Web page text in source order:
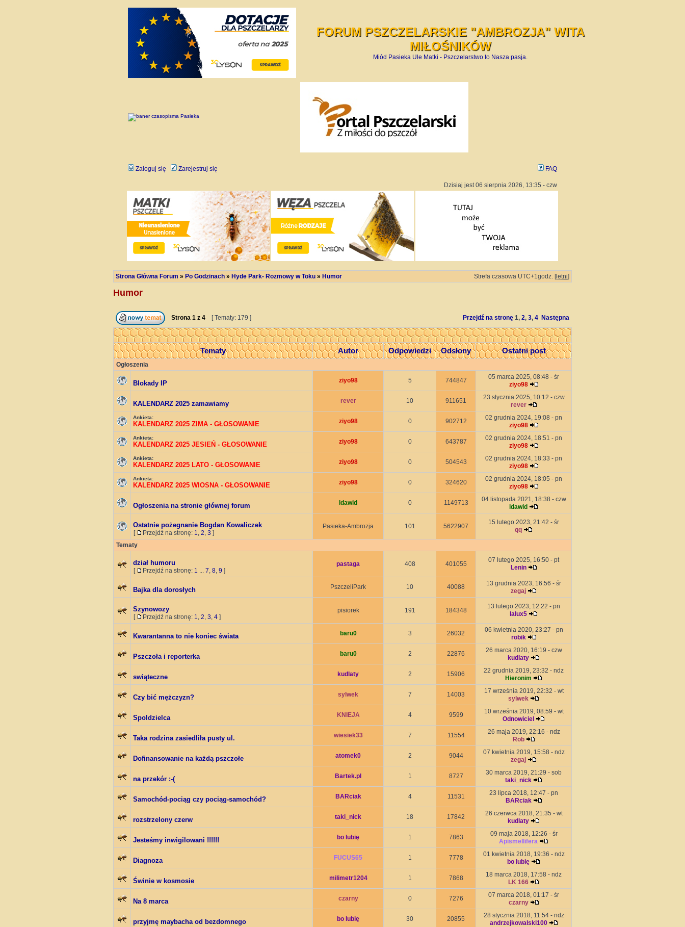
FORUM PSZCZELARSKIE "AMBROZJA" WITA
MIŁOŚNIKÓW
Miód Pasieka Ule Matki - Pszczelarstwo to Nasza pasja.
Zaloguj się Zarejestruj się FAQ
Dzisiaj jest 06 sierpnia 2026, 13:35 - czw
Strona Główna Forum » Po Godzinach » Hyde Park- Rozmowy w Toku » Humor Strefa czasowa UTC+1godz. [letni]
Humor
Strona 1 z 4 [ Tematy: 179 ] Przejdź na stronę 1, 2, 3, 4 Następna
Tematy Autor Odpowiedzi Odsłony Ostatni post
Ogłoszenia
Blokady IP ziyo98 5 744847
05 marca 2025, 08:48 - śr
ziyo98
KALENDARZ 2025 zamawiamy rever 10 911651
23 stycznia 2025, 10:12 - czw
rever
Ankieta:
KALENDARZ 2025 ZIMA - GŁOSOWANIE ziyo98 0 902712
02 grudnia 2024, 19:08 - pn
ziyo98
Ankieta:
KALENDARZ 2025 JESIEŃ - GŁOSOWANIE ziyo98 0 643787
02 grudnia 2024, 18:51 - pn
ziyo98
Ankieta:
KALENDARZ 2025 LATO - GŁOSOWANIE ziyo98 0 504543
02 grudnia 2024, 18:33 - pn
ziyo98
Ankieta:
KALENDARZ 2025 WIOSNA - GŁOSOWANIE ziyo98 0 324620
02 grudnia 2024, 18:05 - pn
ziyo98
Ogłoszenia na stronie głównej forum ldawid 0 1149713
04 listopada 2021, 18:38 - czw
ldawid
Ostatnie pożegnanie Bogdan Kowaliczek
[ Przejdź na stronę: 1, 2, 3 ]
Pasieka-Ambrozja 101 5622907
15 lutego 2023, 21:42 - śr
qq
Tematy
dział humoru
[ Przejdź na stronę: 1 ... 7, 8, 9 ]
pastaga 408 401055
07 lutego 2025, 16:50 - pt
Lenin
Bajka dla dorosłych PszczeliPark 10 40088
13 grudnia 2023, 16:56 - śr
zegaj
Szynowozy
[ Przejdź na stronę: 1, 2, 3, 4 ]
pisiorek 191 184348
13 lutego 2023, 12:22 - pn
lalux5
Kwarantanna to nie koniec świata baru0 3 26032
06 kwietnia 2020, 23:27 - pn
robik
Pszczoła i reporterka baru0 2 22876
26 marca 2020, 16:19 - czw
kudlaty
swiąteczne kudlaty 2 15906
22 grudnia 2019, 23:32 - ndz
Hieronim
Czy bić mężczyzn? sylwek 7 14003
17 września 2019, 22:32 - wt
sylwek
Spoldzielca KNIEJA 4 9599
10 września 2019, 08:59 - wt
Odnowiciel
Taka rodzina zasiedliła pusty ul. wiesiek33 7 11554
26 maja 2019, 22:16 - ndz
Rob
Dofinansowanie na każdą pszczołe atomek0 2 9044
07 kwietnia 2019, 15:58 - ndz
zegaj
na przekór :-( Bartek.pl 1 8727
30 marca 2019, 21:29 - sob
taki_nick
Samochód-pociąg czy pociąg-samochód? BARciak 4 11531
23 lipca 2018, 12:47 - pn
BARciak
rozstrzelony czerw taki_nick 18 17842
26 czerwca 2018, 21:35 - wt
kudlaty
Jesteśmy inwigilowani !!!!!! bo lubię 1 7863
09 maja 2018, 12:26 - śr
Apismellifera
Diagnoza FUCUS65 1 7778
01 kwietnia 2018, 19:36 - ndz
bo lubię
Świnie w kosmosie milimetr1204 1 7868
18 marca 2018, 17:58 - ndz
LK 166
Na 8 marca czarny 0 7276
07 marca 2018, 01:17 - śr
czarny
przyjmę maybacha od bezdomnego bo lubię 30 20855
28 stycznia 2018, 11:54 - ndz
andrzejkowalski100